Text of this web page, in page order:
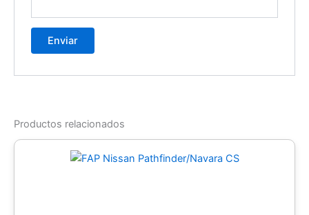
Productos relacionados